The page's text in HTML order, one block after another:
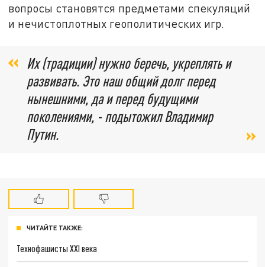
вопросы становятся предметами спекуляций
и нечистоплотных геополитических игр.
Их (традиции) нужно беречь, укреплять и
развивать. Это наш общий долг перед
нынешними, да и перед будущими
поколениями, - подытожил Владимир
Путин.
ЧИТАЙТЕ ТАКЖЕ:
Технофашисты XXI века